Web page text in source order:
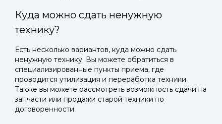
Куда можно сдать ненужную
технику?
Есть несколько вариантов, куда можно сдать
ненужную технику. Вы можете обратиться в
специализированные пункты приема, где
проводится утилизация и переработка техники.
Также вы можете рассмотреть возможность сдачи на
запчасти или продажи старой техники по
договоренности.